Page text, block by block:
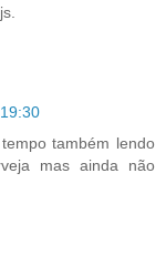
também lendo
mas ainda não